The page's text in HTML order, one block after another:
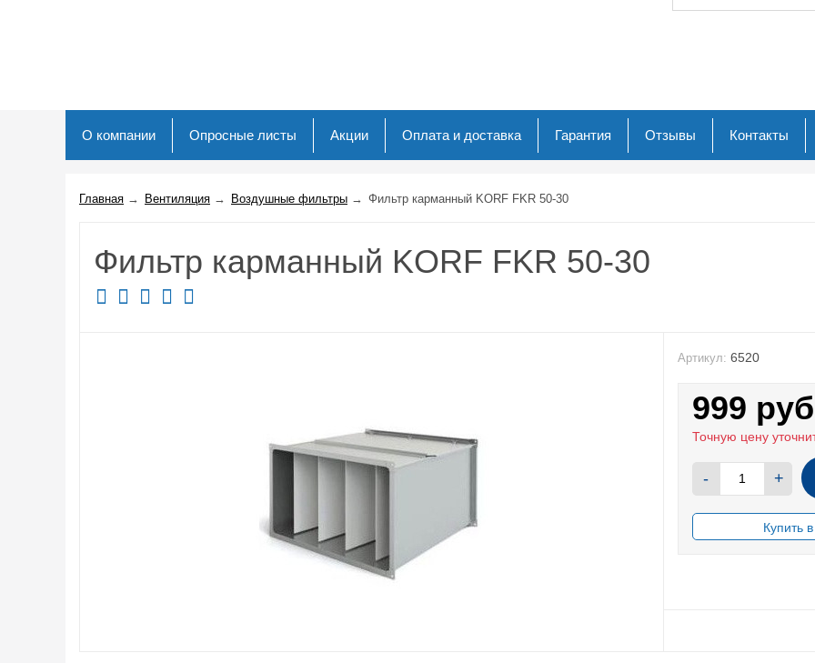
О компании Опросные листы Акции Оплата и доставка Гарантия Отзывы Контакты
Главная → Вентиляция → Воздушные фильтры → Фильтр карманный KORF FKR 50-30
Фильтр карманный KORF FKR 50-30
Артикул: 6520
999
Точную цену
- +